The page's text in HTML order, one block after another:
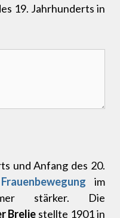
19. Jahrhunderts in
und Anfang des 20.
Frauenbewegung im
stärker. Die
Brelje stellte 1901 in